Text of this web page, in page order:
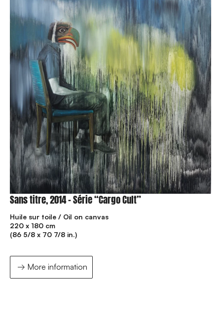
Sans titre, 2014 – Série “Cargo Cult”
Huile sur toile / Oil on canvas
220 x 180 cm
(86 5/8 x 70 7/8 in.)
More information